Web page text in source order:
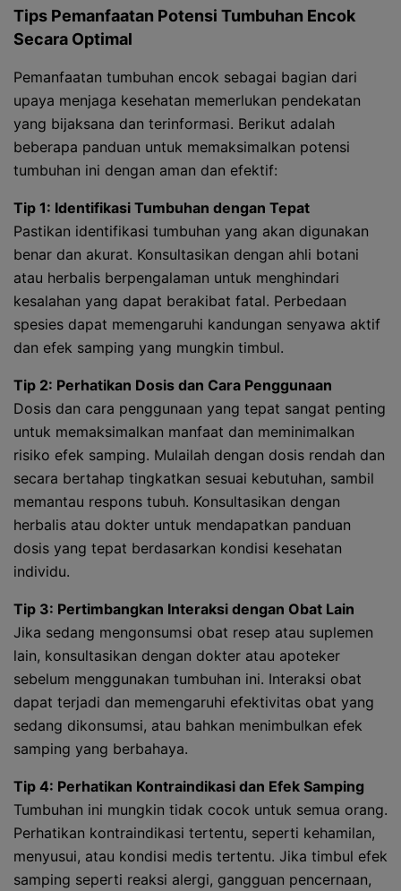
Tips Pemanfaatan Potensi Tumbuhan Encok
Secara Optimal
Pemanfaatan tumbuhan encok sebagai bagian dari
upaya menjaga kesehatan memerlukan pendekatan
yang bijaksana dan terinformasi. Berikut adalah
beberapa panduan untuk memaksimalkan potensi
tumbuhan ini dengan aman dan efektif:
Tip 1: Identifikasi Tumbuhan dengan Tepat
Pastikan identifikasi tumbuhan yang akan digunakan
benar dan akurat. Konsultasikan dengan ahli botani
atau herbalis berpengalaman untuk menghindari
kesalahan yang dapat berakibat fatal. Perbedaan
spesies dapat memengaruhi kandungan senyawa aktif
dan efek samping yang mungkin timbul.
Tip 2: Perhatikan Dosis dan Cara Penggunaan
Dosis dan cara penggunaan yang tepat sangat penting
untuk memaksimalkan manfaat dan meminimalkan
risiko efek samping. Mulailah dengan dosis rendah dan
secara bertahap tingkatkan sesuai kebutuhan, sambil
memantau respons tubuh. Konsultasikan dengan
herbalis atau dokter untuk mendapatkan panduan
dosis yang tepat berdasarkan kondisi kesehatan
individu.
Tip 3: Pertimbangkan Interaksi dengan Obat Lain
Jika sedang mengonsumsi obat resep atau suplemen
lain, konsultasikan dengan dokter atau apoteker
sebelum menggunakan tumbuhan ini. Interaksi obat
dapat terjadi dan memengaruhi efektivitas obat yang
sedang dikonsumsi, atau bahkan menimbulkan efek
samping yang berbahaya.
Tip 4: Perhatikan Kontraindikasi dan Efek Samping
Tumbuhan ini mungkin tidak cocok untuk semua orang.
Perhatikan kontraindikasi tertentu, seperti kehamilan,
menyusui, atau kondisi medis tertentu. Jika timbul efek
samping seperti reaksi alergi, gangguan pencernaan,